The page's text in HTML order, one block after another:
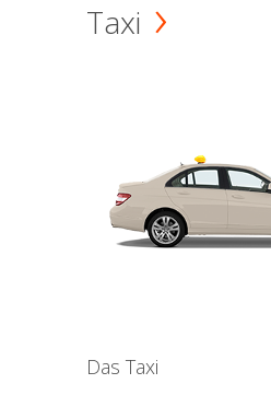
Taxi
Das Taxi